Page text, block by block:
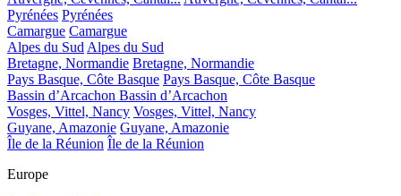
Pyrénées Pyrénées
Camargue Camargue
Alpes du SudAlpes du Sud
Bretagne, Normandie Bretagne, Normandie
Pays Basque, Côte Basque Pays Basque, Côte Basque
Bassin d’Arcachon Bassin d’Arcachon
Vosges, Vittel, Nancy Vosges, Vittel, Nancy
Guyane, Amazonie Guyane, Amazonie
Île de la Réunion Île de la Réunion
Europe